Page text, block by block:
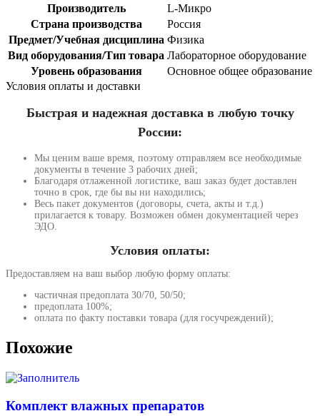
Производитель
L-Микро
Страна производства
Россия
Предмет/Учебная дисциплина Физика
Вид оборудования/Тип товара Лабораторное оборудование
Уровень образования
Основное общее образование
Условия оплаты и доставки
Быстрая и надежная доставка в любую точку
России:
Мы ценим ваше время, поэтому отправляем все необходимые
документы в течение 3 рабочих дней;
Благодаря отлаженной логистике, ваш заказ будет доставлен
точно в срок, где бы вы ни находились;
Весь пакет документов (договоры, счета, акты и т.д.)
прилагается к товару. Возможен обмен документацией через
ЭДО.
Условия оплаты:
Предоставляем на ваш выбор любую форму оплаты:
частичная предоплата 30/70, 50/50;
предоплата 100%;
оплата по факту поставки товара (для госучреждений);
Похожие
Комплект влажных препаратов